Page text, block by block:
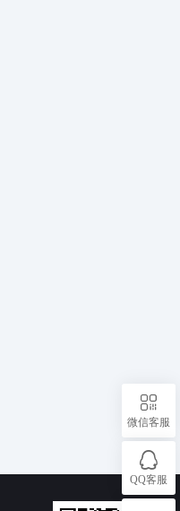
微信客服
QQ客服